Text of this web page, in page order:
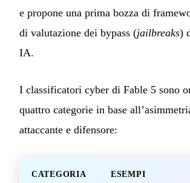
e propone una prima bozza di
di valutazione dei bypass (jailbreaks)
IA.
I classificatori cyber di Fable 5 sono
quattro categorie in base
attaccante e difensore:
CATEGORIA ESEMPI